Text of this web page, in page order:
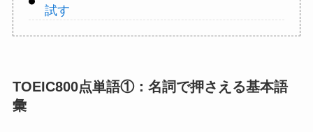
試す
TOEIC800点単語①：名詞で押さえる基本語
彙